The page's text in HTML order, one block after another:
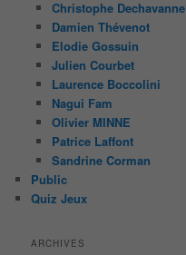
Christophe Dechavanne
Damien Thévenot
Elodie Gossuin
Julien Courbet
Laurence Boccolini
Nagui Fam
Olivier MINNE
Patrice Laffont
Sandrine Corman
Public
Quiz Jeux
ARCHIVES